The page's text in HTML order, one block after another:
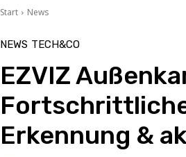
Start News
NEWS TECH&CO
EZVIZ
Erkennung &